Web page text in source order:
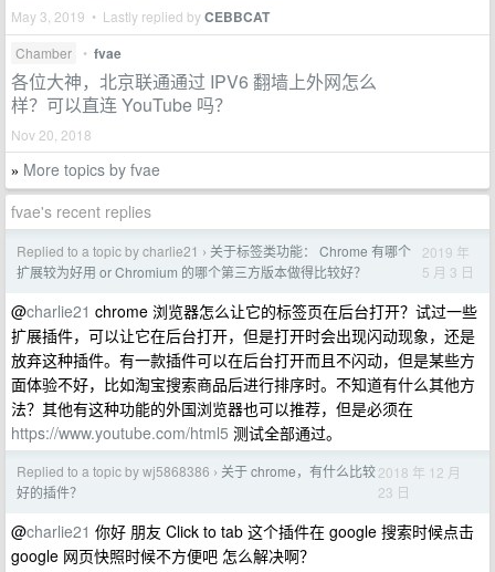
May 3, 2019 • Lastly replied byCEBBCAT
Chamber • fvae
各位大神，北京联通通过 IPV6 翻墙上外网怎么
样？可以直连 YouTube 吗？
Nov 20, 2018
» More topics by fvae
fvae's recent replies
Replied to a topic by charlie21 › 关于标签类功能： Chrome 有哪个
扩展较为好用 or Chromium 的哪个第三方版本做得比较好？
2019 年
5 月 3 日
@charlie21 chrome 浏览器怎么让它的标签页在后台打开？试过一些
扩展插件，可以让它在后台打开，但是打开时会出现闪动现象，还是
放弃这种插件。有一款插件可以在后台打开而且不闪动，但是某些方
面体验不好，比如淘宝搜索商品后进行排序时。不知道有什么其他方
法？其他有这种功能的外国浏览器也可以推荐，但是必须在
https://www.youtube.com/html5 测试全部通过。
Replied to a topic by wj5868386 › 关于 chrome，有什么比较
好的插件？
2018 年 12 月
23 日
@charlie21 你好 朋友 Click to tab 这个插件在 google 搜索时候点击
google 网页快照时候不方便吧 怎么解决啊？